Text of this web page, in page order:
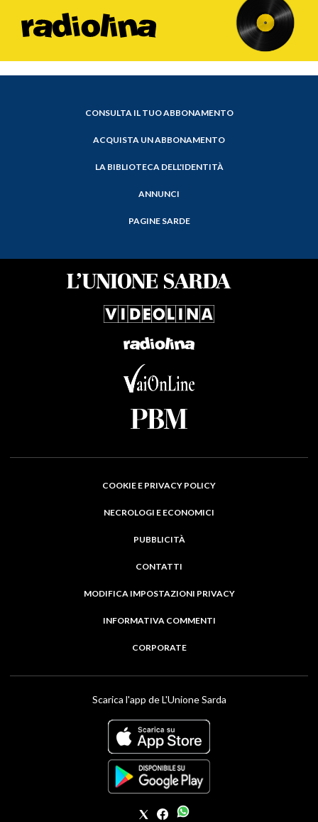
CONSULTA IL TUO ABBONAMENTO
ACQUISTA UN ABBONAMENTO
LA BIBLIOTECA DELL'IDENTITÀ
ANNUNCI
PAGINE SARDE
COOKIE E PRIVACY POLICY
NECROLOGI E ECONOMICI
PUBBLICITÀ
CONTATTI
MODIFICA IMPOSTAZIONI PRIVACY
INFORMATIVA COMMENTI
CORPORATE
Scarica l'app de L'Unione Sarda